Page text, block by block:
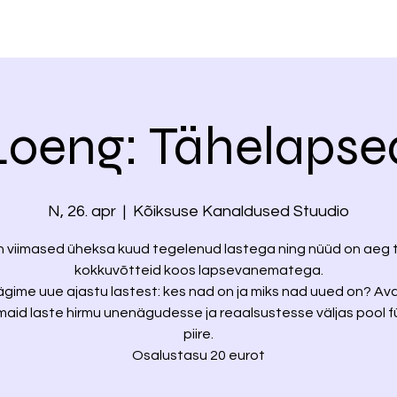
N, 26. apr
  |
Kõiksuse Kanaldused Stuudio
viimased üheksa kuud tegelenud lastega ning nüüd on aeg
kokkuvõtteid koos lapsevanematega.
uue ajastu lastest: kes nad on ja miks nad uued on?
laste hirmu unenägudesse ja reaalsustesse väljas pool
piire.
Osalustasu 20 eurot